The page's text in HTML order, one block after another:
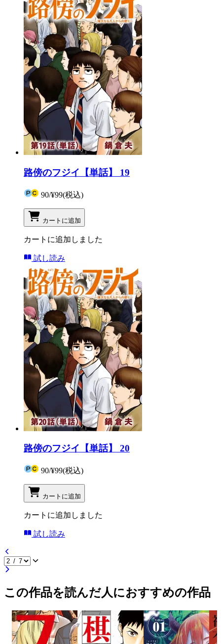
路傍のフジイ【単話】 19
90/¥99(税込)
カートに追加
カートに追加しました
試し読み
路傍のフジイ【単話】 20
90/¥99(税込)
カートに追加
カートに追加しました
試し読み
この作品を読んだ人におすすめの作品